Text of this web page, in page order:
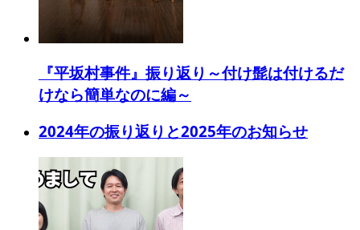
『平坂村事件』振り返り～付け髭は付けるだ
けなら簡単なのに編～
2024年の振り返りと2025年のお知らせ